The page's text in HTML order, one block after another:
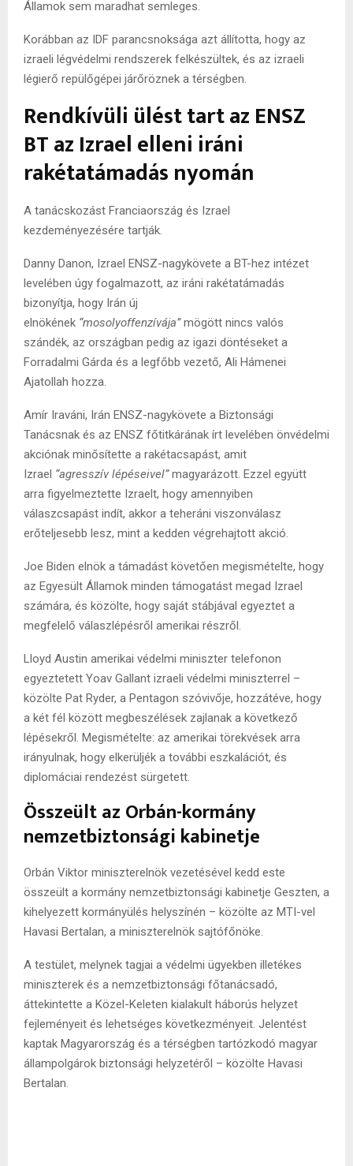
Államok sem maradhat semleges.
Korábban az IDF parancsnoksága azt állította, hogy az
izraeli légvédelmi rendszerek felkészültek, és az izraeli
légierő repülőgépei járőröznek a térségben.
Rendkívüli ülést tart az ENSZ
BT az Izrael elleni iráni
rakétatámadás nyomán
A tanácskozást Franciaország és Izrael
kezdeményezésére tartják.
Danny Danon, Izrael ENSZ-nagykövete a BT-hez intézet
levelében úgy fogalmazott, az iráni rakétatámadás
bizonyítja, hogy Irán új
elnökének “mosolyoffenzívája”mögött nincs valós
szándék, az országban pedig az igazi döntéseket a
Forradalmi Gárda és a legfőbb vezető, Ali Hámenei
Ajatollah hozza.
Amír Iraváni, Irán ENSZ-nagykövete a Biztonsági
Tanácsnak és az ENSZ főtitkárának írt levelében önvédelmi
akciónak minősítette a rakétacsapást, amit
Izrael “agresszív lépéseivel”magyarázott. Ezzel együtt
arra figyelmeztette Izraelt, hogy amennyiben
válaszcsapást indít, akkor a teheráni viszonválasz
erőteljesebb lesz, mint a kedden végrehajtott akció.
Joe Biden elnök a támadást követően megismételte, hogy
az Egyesült Államok minden támogatást megad Izrael
számára, és közölte, hogy saját stábjával egyeztet a
megfelelő válaszlépésről amerikai részről.
Lloyd Austin amerikai védelmi miniszter telefonon
egyeztetett Yoav Gallant izraeli védelmi miniszterrel –
közölte Pat Ryder, a Pentagon szóvivője, hozzátéve, hogy
a két fél között megbeszélések zajlanak a következő
lépésekről. Megismételte: az amerikai törekvések arra
irányulnak, hogy elkerüljék a további eszkalációt, és
diplomáciai rendezést sürgetett.
Összeült az Orbán-kormány
nemzetbiztonsági kabinetje
Orbán Viktor miniszterelnök vezetésével kedd este
összeült a kormány nemzetbiztonsági kabinetje Geszten, a
kihelyezett kormányülés helyszínén – közölte az MTI-vel
Havasi Bertalan, a miniszterelnök sajtófőnöke.
A testület, melynek tagjai a védelmi ügyekben illetékes
miniszterek és a nemzetbiztonsági főtanácsadó,
áttekintette a Közel-Keleten kialakult háborús helyzet
fejleményeit és lehetséges következményeit. Jelentést
kaptak Magyarország és a térségben tartózkodó magyar
állampolgárok biztonsági helyzetéről – közölte Havasi
Bertalan.